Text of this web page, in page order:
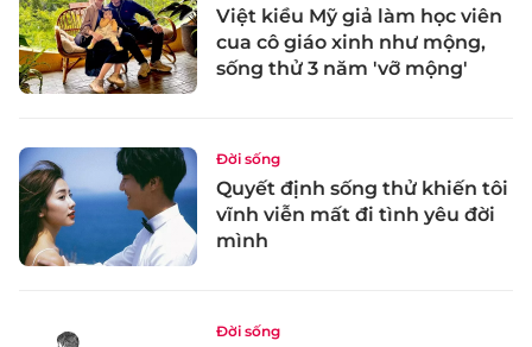
Việt kiều Mỹ giả làm học viên
cua cô giáo xinh như mộng,
sống thử 3 năm 'vỡ mộng'
Đời sống
Quyết định sống thử khiến tôi
vĩnh viễn mất đi tình yêu đời
mình
Đời sống